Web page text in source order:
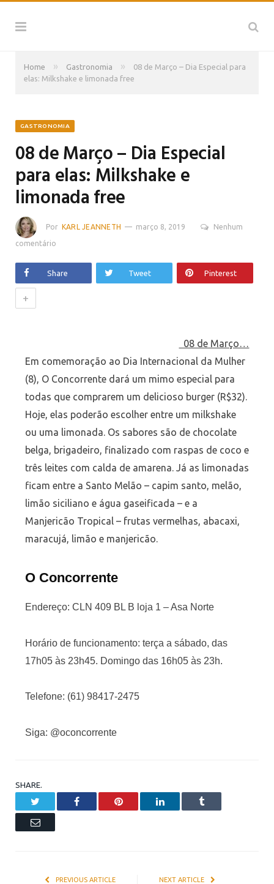
Home » Gastronomia »
08 de Março – Dia Especial para
elas: Milkshake e limonada free
GASTRONOMIA
08 de Março – Dia Especial
para elas: Milkshake e
limonada free
Por KARL JEANNETH março 8, 2019 Nenhum
comentário
Share Tweet Pinterest
+
08 de Março…
Em comemoração ao Dia Internacional da Mulher
(8), O Concorrente dará um mimo especial para
todas que comprarem um delicioso burger (R$32).
Hoje, elas poderão escolher entre um milkshake
ou uma limonada. Os sabores são de chocolate
belga, brigadeiro, finalizado com raspas de coco e
três leites com calda de amarena. Já as limonadas
ficam entre a Santo Melão – capim santo, melão,
limão siciliano e água gaseificada – e a
Manjericão Tropical – frutas vermelhas, abacaxi,
maracujá, limão e manjericão.
O Concorrente
Endereço: CLN 409 BL B loja 1 – Asa Norte
Horário de funcionamento: terça a sábado, das
17h05 às 23h45. Domingo das 16h05 às 23h.
Telefone: (61) 98417-2475
Siga: @oconcorrente
SHARE.
Facebook Pinterest LinkedIn Tumblr
Email
PREVIOUS ARTICLE NEXT ARTICLE